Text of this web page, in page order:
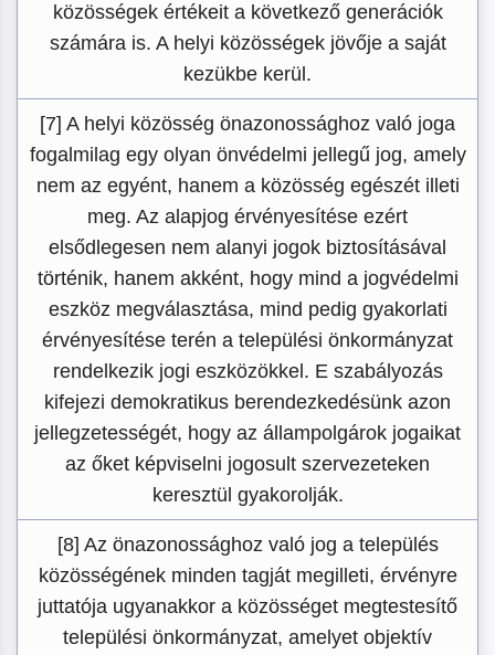
közösségek értékeit a következő generációk
számára is. A helyi közösségek jövője a saját
kezükbe kerül.
[7] A helyi közösség önazonossághoz való joga
fogalmilag egy olyan önvédelmi jellegű jog, amely
nem az egyént, hanem a közösség egészét illeti
meg. Az alapjog érvényesítése ezért
elsődlegesen nem alanyi jogok biztosításával
történik, hanem akként, hogy mind a jogvédelmi
eszköz megválasztása, mind pedig gyakorlati
érvényesítése terén a települési önkormányzat
rendelkezik jogi eszközökkel. E szabályozás
kifejezi demokratikus berendezkedésünk azon
jellegzetességét, hogy az állampolgárok jogaikat
az őket képviselni jogosult szervezeteken
keresztül gyakorolják.
[8] Az önazonossághoz való jog a település
közösségének minden tagját megilleti, érvényre
juttatója ugyanakkor a közösséget megtestesítő
települési önkormányzat, amelyet objektív